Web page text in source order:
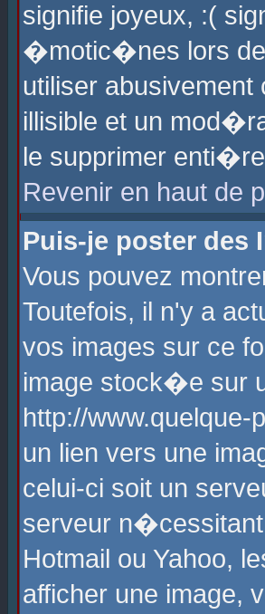
signifie joyeux, :(
�motic�nes lors de
utiliser
illisible et un
le supprimer
Revenir en haut de
Puis-je poster des
Vous pouvez
Toutefois, il n'y a
vos images sur ce
image stock�e sur
http://
un lien vers une
celui-ci soit un
serveur
Hotmail ou Yahoo,
afficher une image,